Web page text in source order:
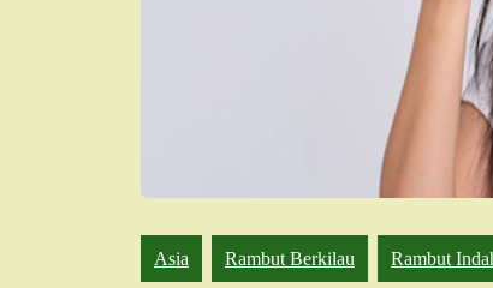
Asia Rambut Berkilau Rambut